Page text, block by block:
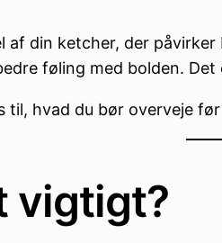
af din ketcher, der
føling med bolden.
til, hvad du bør overveje
vigtigt?